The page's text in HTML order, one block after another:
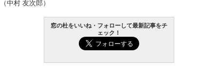
（中村 友次郎）
窓の杜をいいね・フォローして最新記事をチ
ェック！